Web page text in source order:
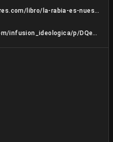
https://www.sigloxxieditores.com/libro/la-rabia-es-nuestra_54927/
https://www.instagram.com/infusion_ideologica/p/DQefASHDOdp/